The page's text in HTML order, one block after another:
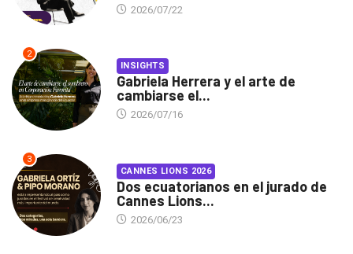
2026/07/22
2
INSIGHTS
Gabriela Herrera y el arte de
cambiarse el...
2026/07/16
3
CANNES LIONS 2026
Dos ecuatorianos en el jurado de
Cannes Lions...
2026/06/23